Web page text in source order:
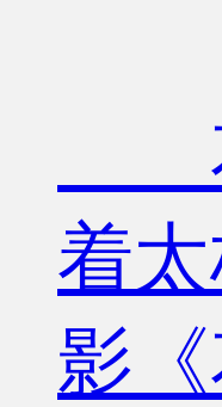
花
着
影